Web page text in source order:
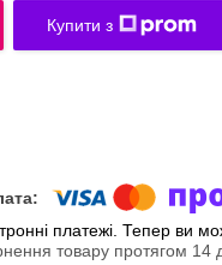
Купити з
платежі. Тепер ви
товару протягом 14